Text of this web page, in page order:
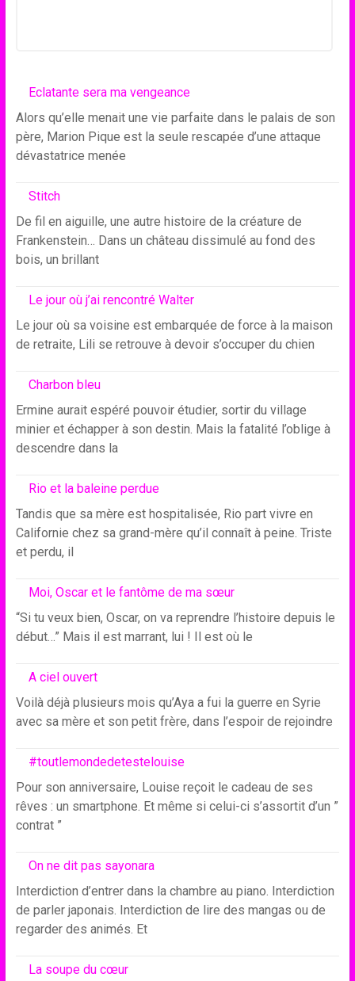
Eclatante sera ma vengeance
Alors qu’elle menait une vie parfaite dans le palais de son
père, Marion Pique est la seule rescapée d’une attaque
dévastatrice menée
Stitch
De fil en aiguille, une autre histoire de la créature de
Frankenstein… Dans un château dissimulé au fond des
bois, un brillant
Le jour où j’ai rencontré Walter
Le jour où sa voisine est embarquée de force à la maison
de retraite, Lili se retrouve à devoir s’occuper du chien
Charbon bleu
Ermine aurait espéré pouvoir étudier, sortir du village
minier et échapper à son destin. Mais la fatalité l’oblige à
descendre dans la
Rio et la baleine perdue
Tandis que sa mère est hospitalisée, Rio part vivre en
Californie chez sa grand-mère qu’il connaît à peine. Triste
et perdu, il
Moi, Oscar et le fantôme de ma sœur
“Si tu veux bien, Oscar, on va reprendre l’histoire depuis le
début…” Mais il est marrant, lui ! Il est où le
A ciel ouvert
Voilà déjà plusieurs mois qu’Aya a fui la guerre en Syrie
avec sa mère et son petit frère, dans l’espoir de rejoindre
#toutlemondedetestelouise
Pour son anniversaire, Louise reçoit le cadeau de ses
rêves : un smartphone. Et même si celui-ci s’assortit d’un ”
contrat ”
On ne dit pas sayonara
Interdiction d’entrer dans la chambre au piano. Interdiction
de parler japonais. Interdiction de lire des mangas ou de
regarder des animés. Et
La soupe du cœur